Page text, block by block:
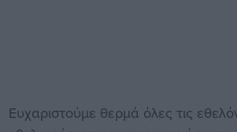
Ευχαριστούμε θερμά όλες τις